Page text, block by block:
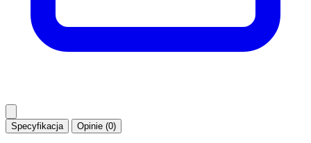
Specyfikacja Opinie (0)